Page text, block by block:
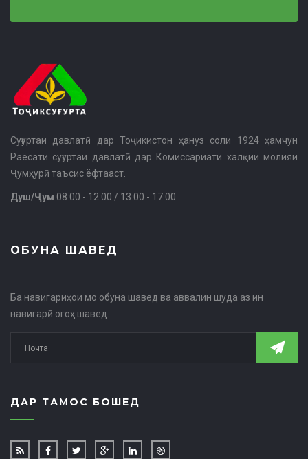
Суғуртаи давлатӣ дар Тоҷикистон ҳануз соли 1924 ҳамчун
Раёсати суғуртаи давлатӣ дар Комиссариати халқии молияи
Ҷумҳурӣ таъсис ёфтааст.
Душ/Ҷум 08:00 - 12:00 / 13:00 - 17:00
ОБУНА ШАВЕД
Ба навигариҳои мо обуна шавед ва аввалин шуда аз ин
навигарӣ огоҳ шавед.
ДАР ТАМОС БОШЕД